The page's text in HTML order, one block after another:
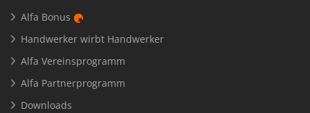
Alfa Bonus
Handwerker wirbt Handwerker
Alfa Vereinsprogramm
Alfa Partnerprogramm
Downloads